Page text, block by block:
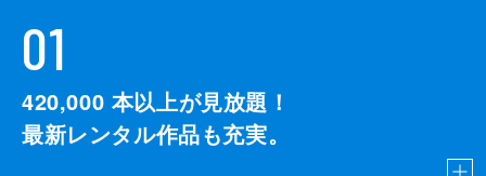
01
420,000 本以上が見放題！
最新レンタル作品も充実。